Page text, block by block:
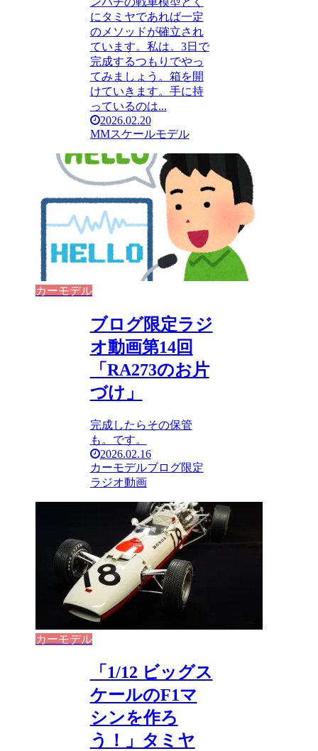
にタミヤであれば一定
のメソッドが確立され
ています。私は。3日で
完成するつもりでやっ
てみましょう。箱を開
けていきます。手に持
っているのは...
2026.02.20
MMスケールモデル
カーモデル
ブログ限定ラジ
オ動画第14回
「RA273のお片
づけ」
完成したらその保管
も。です。
2026.02.16
カーモデルブログ限定
ラジオ動画
カーモデル
「1/12 ビッグス
ケールのF1マ
シンを作ろ
う！」タミヤ